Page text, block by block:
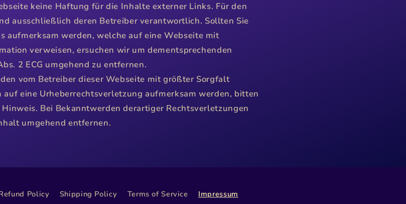
keine Haftung für die Inhalte externer Links. Für den
ausschließlich deren Betreiber verantwortlich. Sollten Sie
aufmerksam werden, welche auf eine Webseite mit
verweisen, ersuchen wir um dementsprechenden
2 ECG umgehend zu entfernen.
vom Betreiber dieser Webseite mit größter Sorgfalt
auf eine Urheberrechtsverletzung aufmerksam werden, bitten
Bei Bekanntwerden derartiger Rechtsverletzungen
umgehend entfernen.
Policy Shipping Policy Terms of Service Impressum